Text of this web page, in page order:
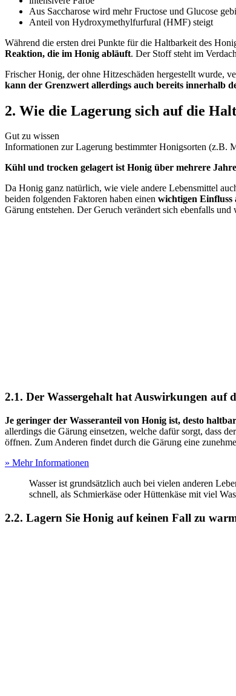
Aus Saccharose wird mehr Fructose und Glucose
Anteil von Hydroxymethylfurfural (HMF) steigt
Während die ersten drei Punkte für die Haltbarkeit des
Reaktion, die im Honig abläuft. Der Stoff steht im
Frischer Honig, der ohne Hitzeschäden hergestellt wurde,
kann der Grenzwert allerdings auch bereits innerhalb
2. Wie die Lagerung sich auf die
Gut zu wissen
Informationen zur Lagerung bestimmter Honigsorten (z.B.
Kühl und trocken gelagert ist Honig über mehrere
Da Honig ganz natürlich, wie viele andere Lebensmittel
beiden folgenden Faktoren haben einen wichtigen Einfluss
Gärung entstehen. Der Geruch verändert sich ebenfalls und
2.1. Der Wassergehalt hat Auswirkungen auf
Je geringer der Wasseranteil von Honig ist, desto
allerdings die Gärung einsetzen, welche dafür sorgt, dass
öffnen. Zum Anderen findet durch die Gärung eine
» Mehr Informationen
Wasser ist grundsätzlich auch bei vielen anderen
schnell, als Schmierkäse oder Hüttenkäse mit viel
2.2. Lagern Sie Honig auf keinen Fall zu